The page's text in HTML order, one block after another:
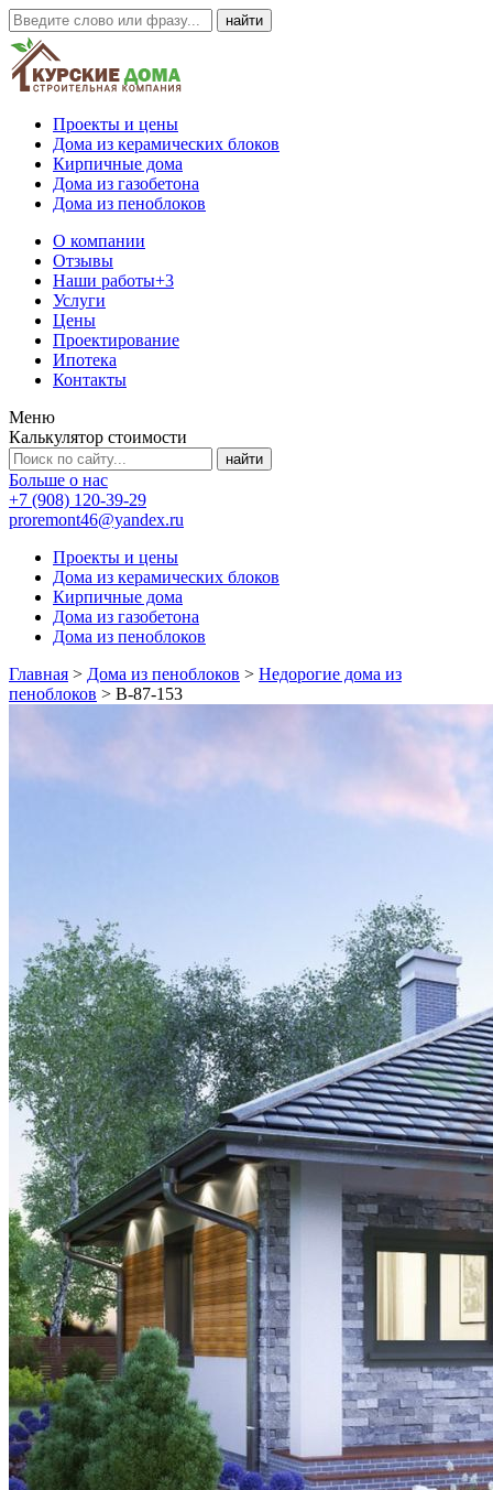
Проекты и цены
Дома из керамических блоков
Кирпичные дома
Дома из газобетона
Дома из пеноблоков
О компании
Отзывы
Наши работы+3
Услуги
Цены
Проектирование
Ипотека
Контакты
Меню
Калькулятор стоимости
Больше о нас
+7 (908) 120-39-29
proremont46@yandex.ru
Проекты и цены
Дома из керамических блоков
Кирпичные дома
Дома из газобетона
Дома из пеноблоков
Главная > Дома из пеноблоков > Недорогие дома из
пеноблоков > В-87-153